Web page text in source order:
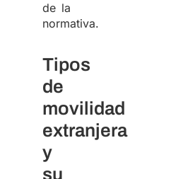
de la
normativa.
Tipos
de
movilidad
extranjera
y
su